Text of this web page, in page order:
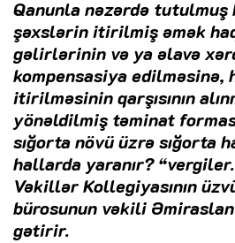
Qanunla nəzərdə
şəxslərin itirilmiş əmək
gəlirlərinin və ya əlavə
kompensasiya edilməsinə,
itirilməsinin qarşısının
yönəldilmiş təminat
sığorta növü üzrə sığorta
hallarda yaranır?
Vəkillər Kollegiyasının
bürosunun vəkili Əmiraslan
gətirir.